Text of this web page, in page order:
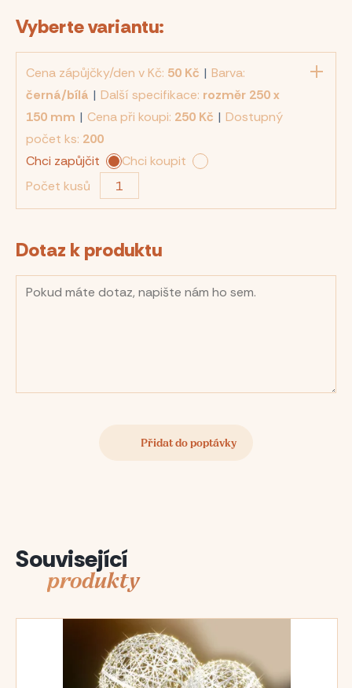
Vyberte variantu:
Cena zápůjčky/den v Kč: 50 Kč | Barva:
černá/bílá | Další specifikace: rozměr 250 x
150 mm | Cena při koupi: 250 Kč | Dostupný
počet ks: 200
Chci zapůjčit
Chci koupit
Počet kusů
Dotaz k produktu
Související
produkty